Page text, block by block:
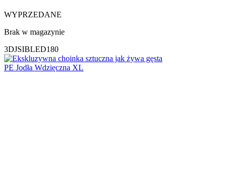
WYPRZEDANE
Brak w magazynie
3DJSIBLED180